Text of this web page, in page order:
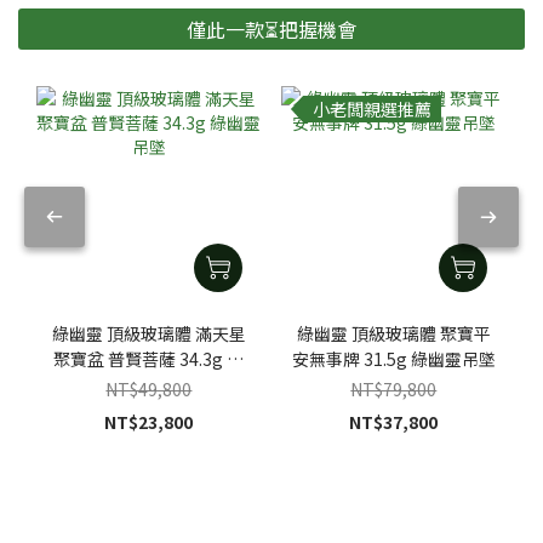
僅此一款⏳把握機會
綠幽靈 頂級玻璃體 滿天星
聚寶盆 普賢菩薩 34.3g 綠
幽靈吊墜
NT$49,800
NT$23,800
小老闆親選推薦
綠幽靈 頂級玻璃體 聚寶平
安無事牌 31.5g 綠幽靈吊墜
NT$79,800
NT$37,800